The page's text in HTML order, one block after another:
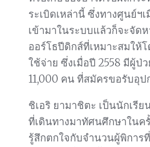
ระเบิดเหล่านี้ ซึ่งทางศูนย์ฯ
เข้ามาในระบบแล้วก็จะจัด
ออร์โธปีดิกส์ที่เหมาะสมให้
ใช้จ่าย ซึ่งเมื่อปี 2558 มีผู้ป่
11,000 คน ที่สมัครขอรับอุ
ชิเอริ ยามาชิตะ เป็นนักเรี
ที่เดินทางมาทัศนศึกษาในค
รู้สึกตกใจกับจำนวนผู้พิการ